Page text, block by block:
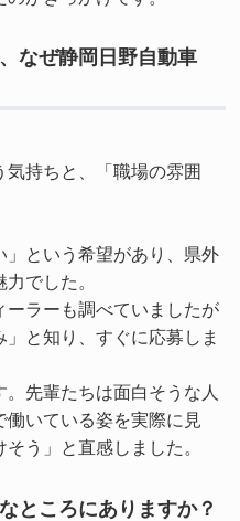
なぜ静岡日野自動車
気持ちと、「職場の雰囲
」という希望があり、県外
でした。
ーラーも調べていましたが
と知り、すぐに応募しま
先輩たちは面白そうな人
いている姿を実際に見
う」と直感しました。
ところにありますか？